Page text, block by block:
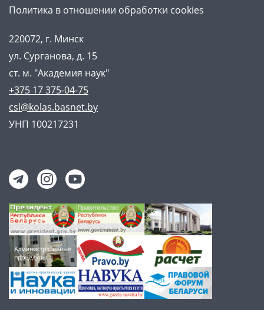
Политика в отношении обработки cookies
220072, г. Минск
ул. Сурганова, д. 15
ст. м. "Академия наук"
+375 17 375-04-75
csl@kolas.basnet.by
УНП 100217231